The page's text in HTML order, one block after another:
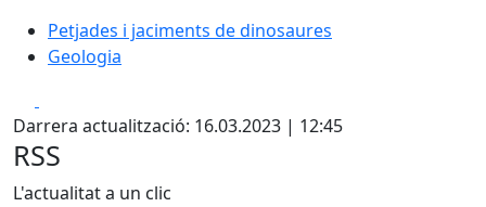
Petjades i jaciments de dinosaures
Geologia
Darrera actualització: 16.03.2023 | 12:45
RSS
L'actualitat a un clic